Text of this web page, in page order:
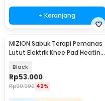
+ Keranjang
MIZION Sabuk Terapi Pemanas
Lutut Elektrik Knee Pad Heating
Black
Rp53.000
Rp90.900 42%